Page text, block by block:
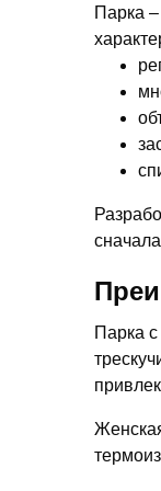
Парка
Парка